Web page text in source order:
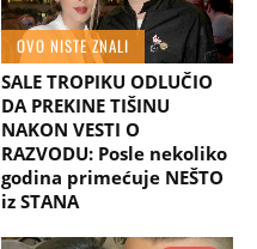
OVO NISTE ZNALI
SALE TROPIKU ODLUČIO
DA PREKINE TIŠINU
NAKON VESTI O
RAZVODU: Posle nekoliko
godina primećuje NEŠTO
iz STANA